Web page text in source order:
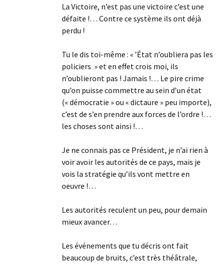
La Victoire, n’est pas une victoire c’est une
défaite !… Contre ce système ils ont déjà
perdu !
Tu le dis toi-même : « ’État n’oubliera pas les
policiers » et en effet crois moi, ils
n’oublieront pas ! Jamais !… Le pire crime
qu’on puisse commettre au sein d’un état
(« démocratie » ou « dictaure » peu importe),
c’est de s’en prendre aux forces de l’ordre !…
les choses sont ainsi !…
Je ne connais pas ce Président, je n’ai rien à
voir avoir les autorités de ce pays, mais je
vois la stratégie qu’ils vont mettre en
oeuvre !…
Les autorités reculent un peu, pour demain
mieux avancer…
Les événements que tu décris ont fait
beaucoup de bruits, c’est très théâtrale,